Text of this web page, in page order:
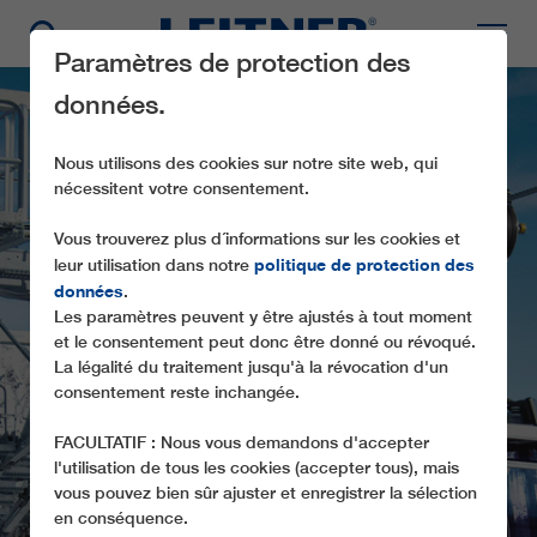
GD10 LADURNS
Paramètres de protection des
données.
Nous utilisons des cookies sur notre site web, qui
nécessitent votre consentement.
Vous trouverez plus d´informations sur les cookies et
leur utilisation dans notre politique de protection des
données.
Les paramètres peuvent y être ajustés à tout moment
et le consentement peut donc être donné ou révoqué.
La légalité du traitement jusqu'à la révocation d'un
consentement reste inchangée.
FACULTATIF : Nous vous demandons d'accepter
l'utilisation de tous les cookies (accepter tous), mais
vous pouvez bien sûr ajuster et enregistrer la sélection
en conséquence.